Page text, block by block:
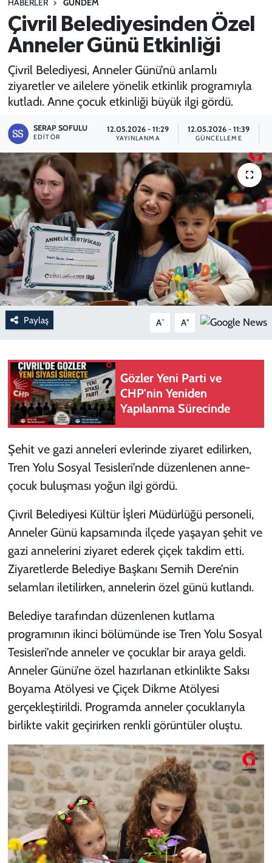
HABERLER GÜNDEM
Çivril Belediyesinden Özel
Anneler Günü Etkinliği
Çivril Belediyesi, Anneler Günü’nü anlamlı
ziyaretler ve ailelere yönelik etkinlik programıyla
kutladı. Anne çocuk etkinliği büyük ilgi gördü.
SERAP SOFULU
EDITÖR
12.05.2026 - 11:29
YAYINLANMA
12.05.2026 - 11:39
GÜNCELLEME
Paylaş A- A+
Gözler Yeni Parti ve
CHP'nin Yeniden
Yapılanma Sürecinde
Şehit ve gazi anneleri evlerinde ziyaret edilirken,
Tren Yolu Sosyal Tesisleri’nde düzenlenen anne-
çocuk buluşması yoğun ilgi gördü.
Çivril Belediyesi Kültür İşleri Müdürlüğü personeli,
Anneler Günü kapsamında ilçede yaşayan şehit ve
gazi annelerini ziyaret ederek çiçek takdim etti.
Ziyaretlerde Belediye Başkanı Semih Dere’nin
selamları iletilirken, annelerin özel günü kutlandı.
Belediye tarafından düzenlenen kutlama
programının ikinci bölümünde ise Tren Yolu Sosyal
Tesisleri’nde anneler ve çocuklar bir araya geldi.
Anneler Günü’ne özel hazırlanan etkinlikte Saksı
Boyama Atölyesi ve Çiçek Dikme Atölyesi
gerçekleştirildi. Programda anneler çocuklarıyla
birlikte vakit geçirirken renkli görüntüler oluştu.
SPOR
TEKNOLOJİ
YAŞAM